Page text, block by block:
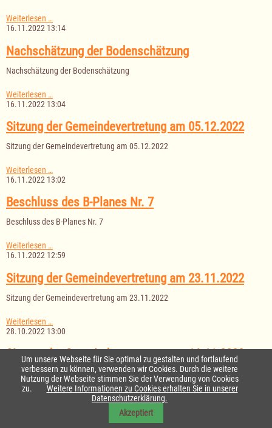
der
Mitgliedschaft
dem
Gewässerunterhaltungsverband
"Hellbach-
Boize"
Weiterlesen …
einer
16.11.2022 13:14
Nachschätzung der Bodenschätzung
Nachschätzung der Bodenschätzung
Weiterlesen …
der
16.11.2022 13:04
Sitzung der Gemeindevertretung am 05.12.2022
Sitzung der Gemeindevertretung am 05.12.2022
Weiterlesen …
der
am
05.12.2022
16.11.2022 13:02
Beschluss des B-Planes Nr. 7
Beschluss des B-Planes Nr. 7
Weiterlesen …Beschluss
des
Planes
Nr.
7
16.11.2022 12:59
Sitzung der Gemeindevertretung am 23.11.2022
Sitzung der Gemeindevertretung am 23.11.2022
Weiterlesen …
der
am
23.11.2022
28.10.2022 13:00
Sitzung der Gemeindevertretung am 16.11.2022
Sitzung der Gemeindevertretung am 16.11.2022
Gemeindevertretung
Um unsere Webseite für Sie optimal zu gestalten und fortlaufend
verbessern zu können, verwenden wir Cookies. Durch die weitere
Nutzung der Webseite stimmen Sie der Verwendung von Cookies
zu.
Weitere Informationen zu Cookies erhalten Sie in unserer
Datenschutzerklärung.
Akzeptiert